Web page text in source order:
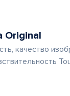
Original
качество